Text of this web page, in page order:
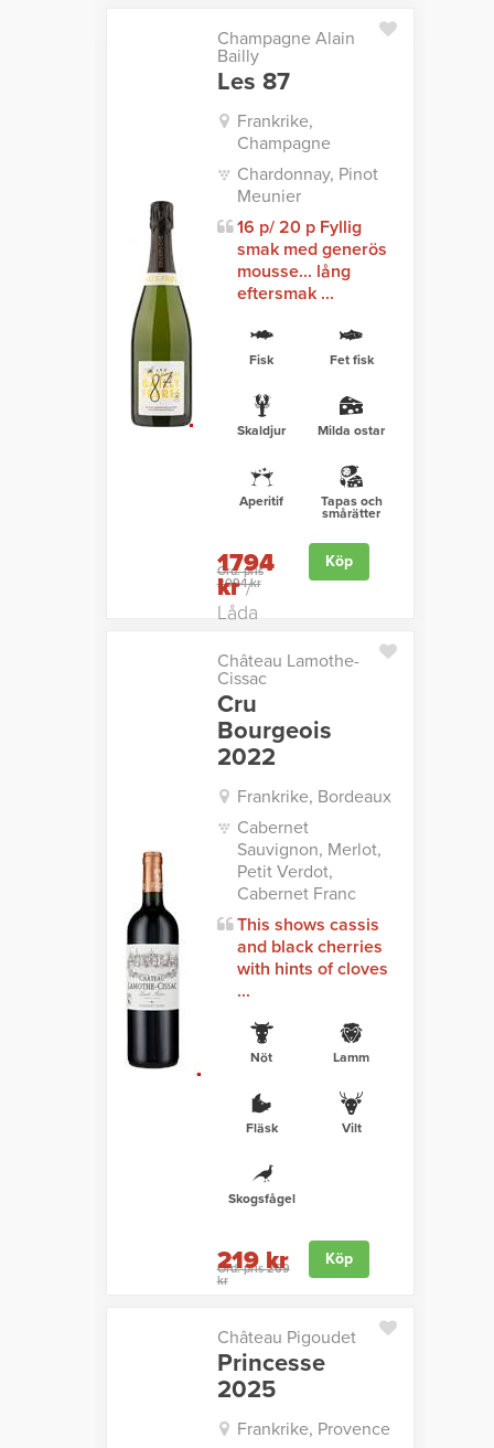
Champagne Alain
Bailly
Les 87
Frankrike,
Champagne
Chardonnay, Pinot
Meunier
16 p/ 20 p Fyllig
smak med generös
mousse... lång
eftersmak ...
Fisk Fet fisk
Skaldjur Milda ostar
Aperitif Tapas och
smårätter
Ord. pris
2094 kr
1794
kr/
Låda
Köp
Château Lamothe-
Cissac
Cru
Bourgeois
2022
Frankrike, Bordeaux
Cabernet
Sauvignon, Merlot,
Petit Verdot,
Cabernet Franc
This shows cassis
and black cherries
with hints of cloves
...
Nöt Lamm
Fläsk Vilt
Skogsfågel
Ord. pris 269
kr
219 kr Köp
Château Pigoudet
Princesse
2025
Frankrike, Provence